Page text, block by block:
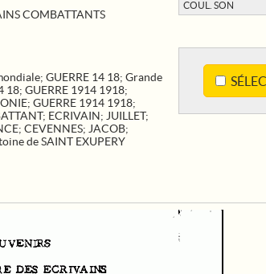
COUL. SON
COMBATTANTS
; GUERRE 14 18; Grande
18; GUERRE 1914 1918;
; GUERRE 1914 1918;
; ECRIVAIN; JUILLET;
; CEVENNES; JACOB;
de SAINT EXUPERY